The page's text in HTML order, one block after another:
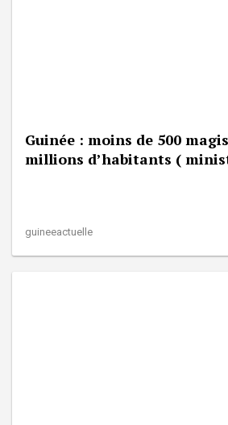
Guinée : moins de 500
millions d’habitants (
guineeactuelle